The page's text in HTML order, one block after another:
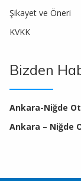
Şikayet ve Öneri
KVKK
Bizden
Ankara-Niğde
Ankara – Niğde